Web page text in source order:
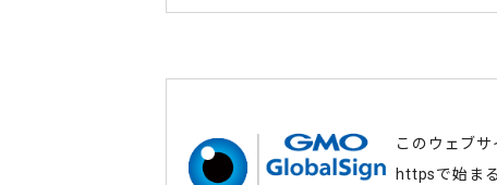
このウェブ
httpsで始ま